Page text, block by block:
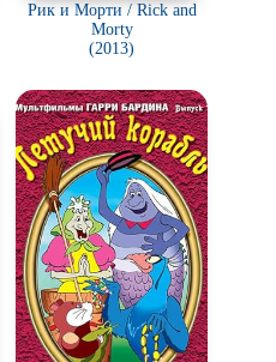
Рик и Морти / Rick and
Morty
(2013)